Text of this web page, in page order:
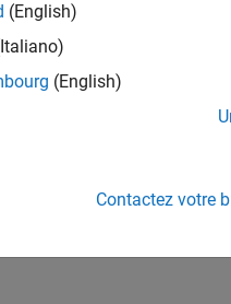
(English)
(English)
Contactez votre